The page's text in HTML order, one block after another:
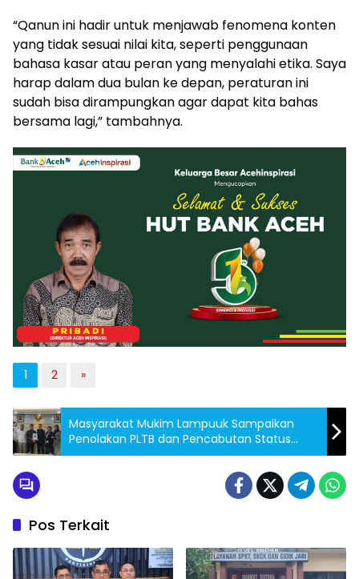
“Qanun ini hadir untuk menjawab fenomena konten
yang tidak sesuai nilai kita, seperti penggunaan
bahasa kasar atau peran yang menyalahi etika. Saya
harap dalam dua bulan ke depan, peraturan ini
sudah bisa dirampungkan agar dapat kita bahas
bersama lagi,” tambahnya.
1 2 »
Masyarakat Mukim Lampuuk Sampaikan
Penolakan PLTB dan Pencabutan Status
Hutan Lindung ke DPD RI
Pos Terkait